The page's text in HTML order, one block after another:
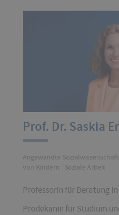
Prof. Dr. Saskia
Angewandte
von Kindern | Soziale Arbeit
Professorin für Beratung
Prodekanin für Studium